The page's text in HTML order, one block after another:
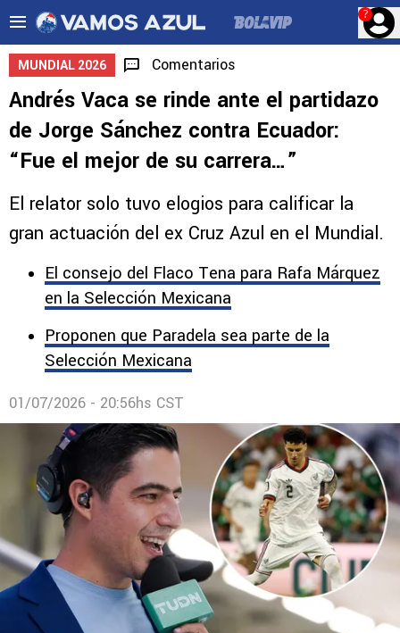
?
MUNDIAL 2026 Comentarios
Andrés Vaca se rinde ante el partidazo
de Jorge Sánchez contra Ecuador:
“Fue el mejor de su carrera…”
El relator solo tuvo elogios para calificar la
gran actuación del ex Cruz Azul en el Mundial.
El consejo del Flaco Tena para Rafa Márquez
en la Selección Mexicana
Proponen que Paradela sea parte de la
Selección Mexicana
01/07/2026 - 20:56hs CST